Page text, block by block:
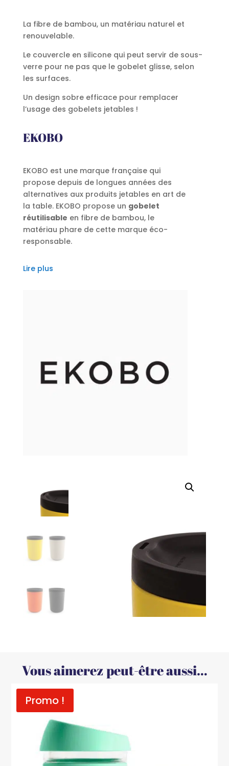
La fibre de bambou, un matériau naturel et
renouvelable.
Le couvercle en silicone qui peut servir de sous-
verre pour ne pas que le gobelet glisse, selon
les surfaces.
Un design sobre efficace pour remplacer
l’usage des gobelets jetables !
EKOBO
EKOBO est une marque française qui
propose depuis de longues années des
alternatives aux produits jetables en art de
la table. EKOBO propose un gobelet
réutilisable en fibre de bambou, le
matériau phare de cette marque éco-
responsable.
Lire plus
Vous aimerez peut-être aussi…
Promo !